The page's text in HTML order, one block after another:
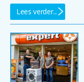
Lees verder...